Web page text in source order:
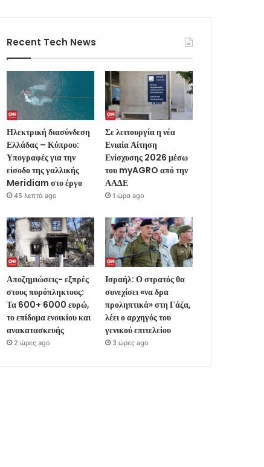
Recent Tech News
Ηλεκτρική διασύνδεση
Ελλάδας – Κύπρου:
Υπογραφές για την
είσοδο της γαλλικής
Meridiam στο έργο
45 λεπτά ago
Σε λειτουργία η νέα
Ενιαία Αίτηση
Ενίσχυσης 2026 μέσω
του myAGRO από την
ΑΑΔΕ
1 ώρα ago
Αποζημιώσεις- εξπρές
στους πυρόπληκτους:
Τα 600+ 6000 ευρώ,
το επίδομα ενοικίου και
ανακατασκευής
2 ώρες ago
Ισραήλ: Ο στρατός θα
συνεχίσει «να δρα
προληπτικά» στη Γάζα,
λέει ο αρχηγός του
γενικού επιτελείου
3 ώρες ago